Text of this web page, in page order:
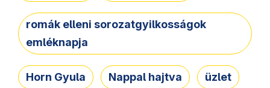
romák elleni sorozatgyilkosságok
emléknapja
Horn Gyula Nappal hajtva üzlet